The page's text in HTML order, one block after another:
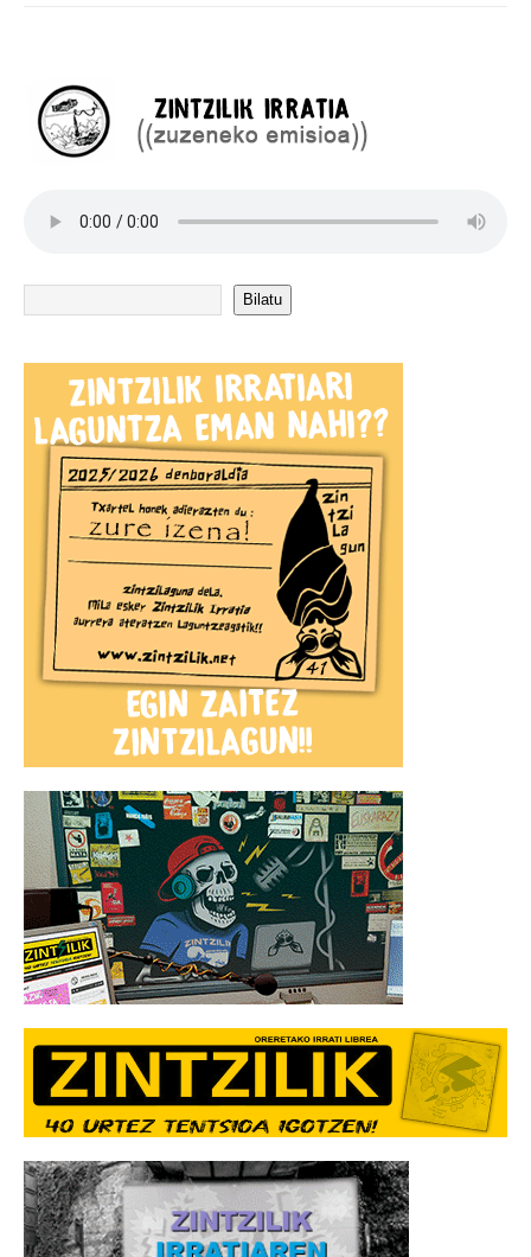
Bilatu